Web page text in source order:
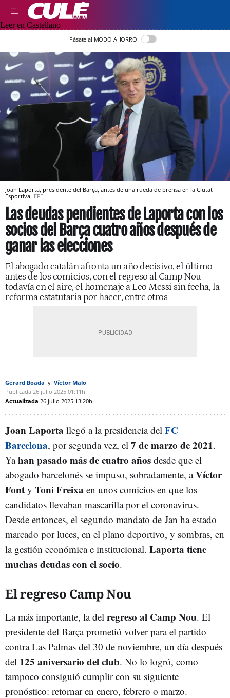
Leer en Castellano
Pásate al MODO AHORRO
Joan Laporta, presidente del Barça, antes de una rueda de prensa en la Ciutat
Esportiva EFE
Las deudas pendientes de Laporta con los
socios del Barça cuatro años después de
ganar las elecciones
El abogado catalán afronta un año decisivo, el último
antes de los comicios, con el regreso al Camp Nou
todavía en el aire, el homenaje a Leo Messi sin fecha, la
reforma estatutaria por hacer, entre otros
Gerard Boada
Víctor Malo
Publicada 26 julio 2025 01:11h
Actualizada 26 julio 2025 13:20h
Joan Laporta llegó a la presidencia del FC
Barcelona, por segunda vez, el 7 de marzo de 2021.
Yahan pasado más de cuatro años desde que el
abogado barcelonés se impuso, sobradamente, aVíctor
Font y Toni Freixa en unos comicios en que los
candidatos llevaban mascarilla por el coronavirus.
Desde entonces, el segundo mandato de Jan ha estado
marcado por luces, en el plano deportivo, y sombras, en
la gestión económica e institucional. Laporta tiene
muchas deudas con el socio.
El regreso Camp Nou
La más importante, la del regreso al Camp Nou. El
presidente del Barça prometió volver para el partido
contra Las Palmas del 30 de noviembre, un día después
del 125 aniversario del club. No lo logró, como
tampoco consiguió cumplir con su siguiente
pronóstico: retornar en enero, febrero o marzo.